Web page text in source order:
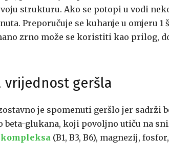
strukturu. Ako se potopi u vodi
Preporučuje se kuhanje u omjeru 1
zrno može se koristiti kao prilog,
vrijednost geršla
je spomenuti geršlo jer sadrži
beta-glukana, koji povoljno utiču na
kompleksa (B1, B3, B6), magnezij,